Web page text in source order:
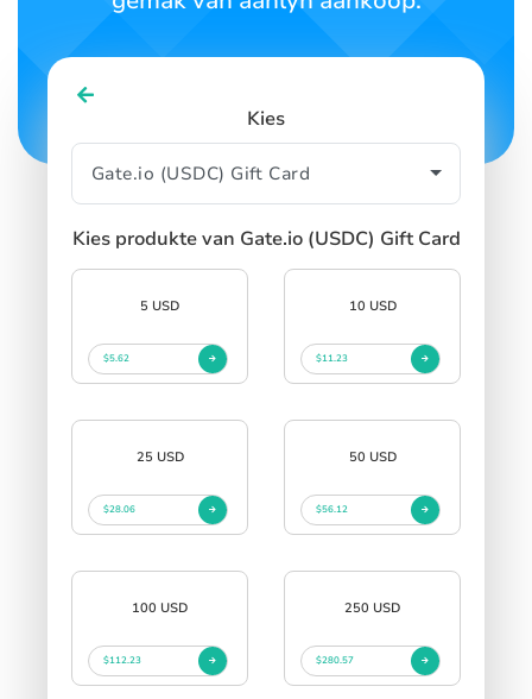
Kies
Kies produkte van Gate.io (USDC) Gift Card
5 USD
$5.62
10 USD
$11.23
25 USD
$28.06
50 USD
$56.12
100 USD
$112.23
250 USD
$280.57